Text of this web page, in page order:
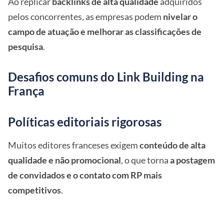
pelos concorrentes, as empresas podem nivelar o
campo de atuação e melhorar as classificações de
pesquisa.
Desafios comuns do Link Building na
França
Políticas editoriais rigorosas
Muitos editores franceses exigemconteúdo de alta
qualidade e não promocional, o que tornaa postagem
de convidados e o contato com RP mais
competitivos.